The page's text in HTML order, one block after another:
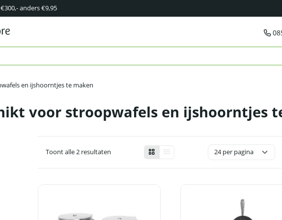
anders €9,95
en ijshoorntjes te maken
voor stroopwafels en ijshoorntjes
Toont alle 2 resultaten